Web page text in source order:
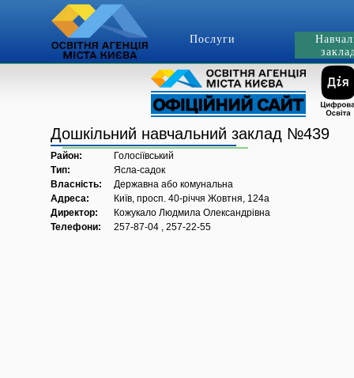
Послуги
Дошкільний навчальний заклад №439
Район:
Голосіївський
Тип:
Ясла-садок
Власність:
Державна або комунальна
Адреса:
Київ, просп. 40-річчя Жовтня, 124а
Директор:
Кожукало Людмила Олександрівна
Телефони:
257-87-04 , 257-22-55